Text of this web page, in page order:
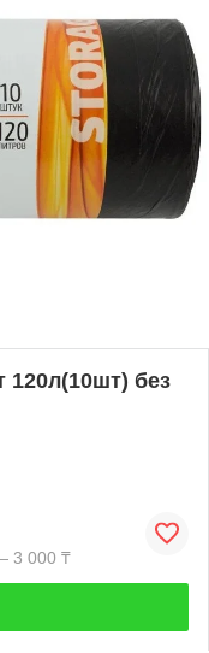
без
3 000 ₸